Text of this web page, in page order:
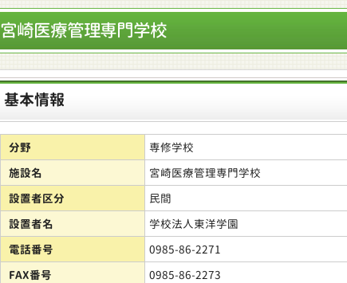
宮崎医療管理専門学校
基本情報
分野
専修学校
施設名
宮崎医療管理専門学校
設置者区分
民間
設置者名
学校法人東洋学園
電話番号
0985-86-2271
FAX番号
0985-86-2273